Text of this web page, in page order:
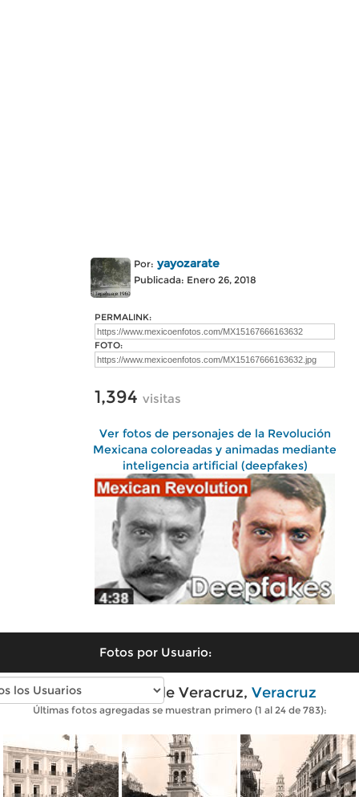
Por: yayozarate
Publicada: Enero 26, 2018
PERMALINK:
FOTO:
1,394 visitas
Ver fotos de personajes de la Revolución
Mexicana coloreadas y animadas mediante
inteligencia artificial (deepfakes)
Fotos por Usuario:
Fotos antiguas de Veracruz, Veracruz
Últimas fotos agregadas se muestran primero (1 al 24 de 783):